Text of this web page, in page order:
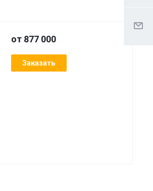
от 877 000
Заказать